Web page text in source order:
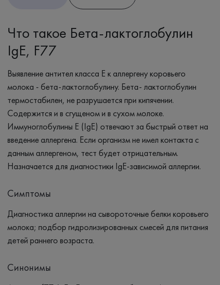
Что такое Бета-лактоглобулин
IgE, F77
Выявление антител класса Е к аллергену коровьего
молока - бета-лактоглобулину. Бета- лактоглобулин
термостабилен, не разрушается при кипячении.
Содержится и в сгущеном и в сухом молоке.
Иммуноглобулины Е (IgE) отвечают за быстрый ответ на
введение аллергена. Если организм не имел контакта с
данным аллергеном, тест будет отрицательным.
Назначается для диагностики IgE-зависимой аллергии.
Симптомы
Диагностика аллергии на сывороточные белки коровьего
молока; подбор гидролизированных смесей для питания
детей раннего возраста.
Синонимы